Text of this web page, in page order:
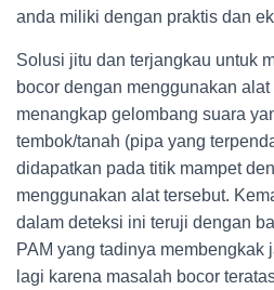
anda miliki dengan praktis dan
Solusi jitu dan terjangkau untuk
bocor dengan menggunakan
menangkap gelombang suara
tembok/tanah (pipa yang
didapatkan pada titik mampet
menggunakan alat tersebut.
dalam deteksi ini teruji dengan
PAM yang tadinya membengkak
lagi karena masalah bocor